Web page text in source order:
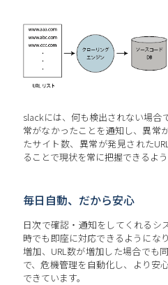
slackには、何も検出されない場合
常がなかったことを通知し、異常
たサイト数、異常が発見された
ることで現状を常に把握できるよう
毎日自動、だから安心
日次で確認・通知をしてくれるシ
時でも即座に対応できるようにな
増加、URL数が増加した場合でも
で、危機管理を自動化し、より安
できています。